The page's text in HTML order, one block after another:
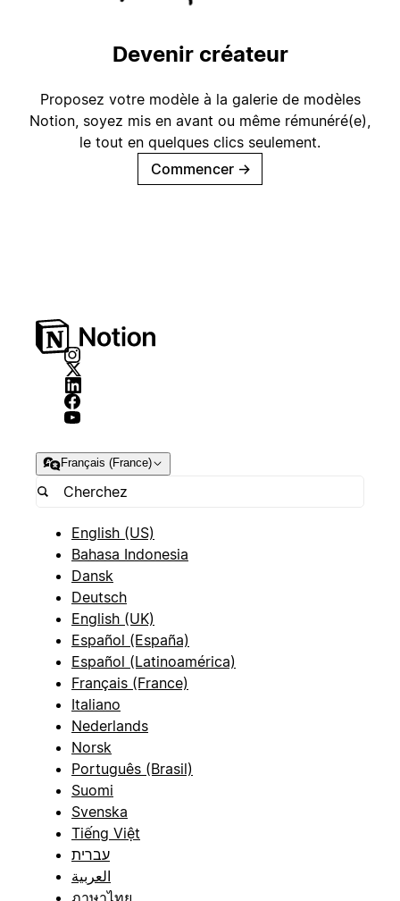
Devenir créateur
Proposez votre modèle à la galerie de modèles
Notion, soyez mis en avant ou même rémunéré(e),
le tout en quelques clics seulement.
Commencer →
Français (France)
English (US)
Bahasa Indonesia
Dansk
Deutsch
English (UK)
Español (España)
Español (Latinoamérica)
Français (France)
Italiano
Nederlands
Norsk
Português (Brasil)
Suomi
Svenska
Tiếng Việt
עברית
العربية
ภาษาไทย